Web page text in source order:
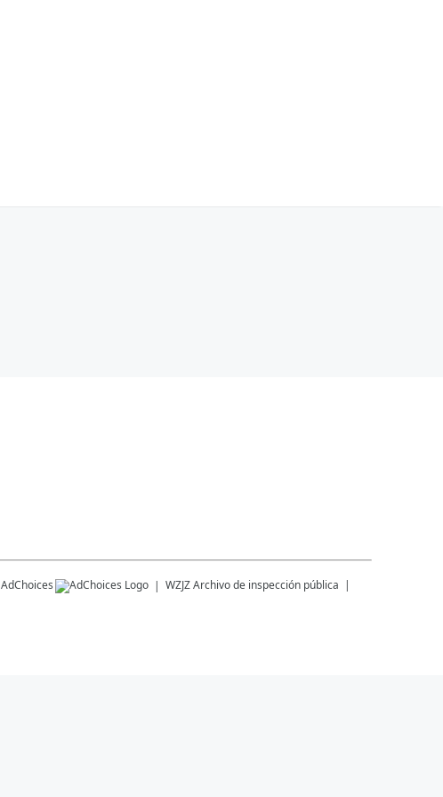
AdChoices WZJZArchivo de inspección pública